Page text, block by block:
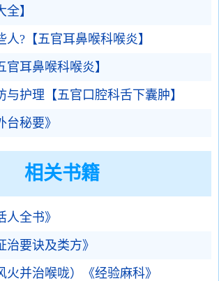
】
人?【五官耳鼻喉科喉炎】
耳鼻喉科喉炎】
与护理【五官口腔科舌下囊肿】
秘要》
相关书籍
全书》
要诀及类方》
火并治喉咙）《经验麻科》